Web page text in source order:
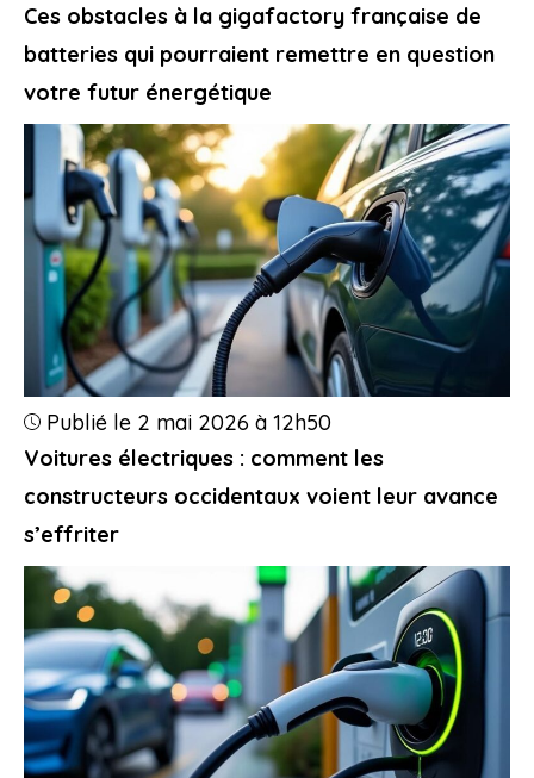
Ces obstacles à la gigafactory française de
batteries qui pourraient remettre en question
votre futur énergétique
Voitures électriques : comment les
constructeurs occidentaux voient leur avance
s’effriter
Publié le 2 mai 2026 à 12h50